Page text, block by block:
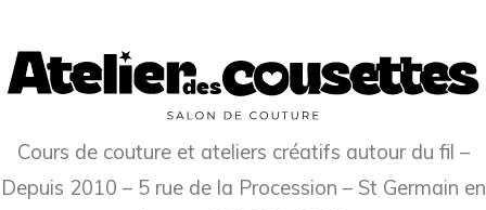
Cours de couture et ateliers créatifs autour du fil –
Depuis 2010 – 5 rue de la Procession – St Germain en